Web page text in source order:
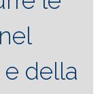
della